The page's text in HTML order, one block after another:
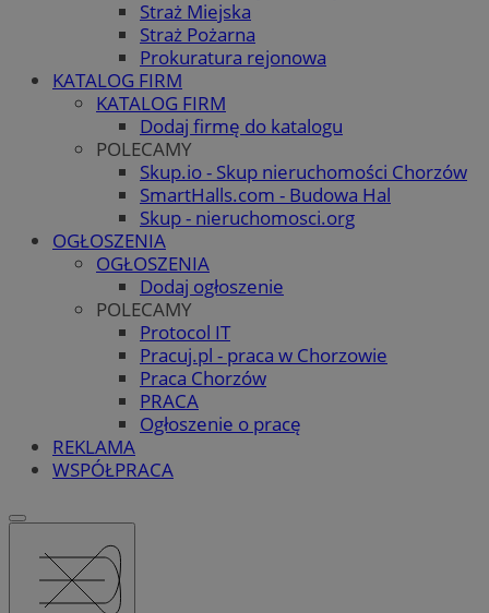
Straż Miejska
Straż Pożarna
Prokuratura rejonowa
KATALOG FIRM
KATALOG FIRM
Dodaj firmę do katalogu
POLECAMY
Skup.io - Skup nieruchomości Chorzów
SmartHalls.com - Budowa Hal
Skup - nieruchomosci.org
OGŁOSZENIA
OGŁOSZENIA
Dodaj ogłoszenie
POLECAMY
Protocol IT
Pracuj.pl - praca w Chorzowie
Praca Chorzów
PRACA
Ogłoszenie o pracę
REKLAMA
WSPÓŁPRACA